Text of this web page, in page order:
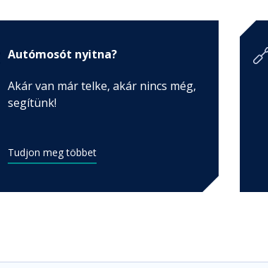
Autómosót nyitna?
Akár van már telke, akár nincs még,
segítünk!
Tudjon meg többet